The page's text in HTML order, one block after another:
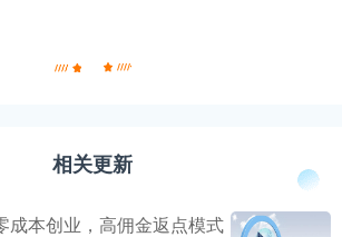
相关更新
成本创业，高佣金返点模式